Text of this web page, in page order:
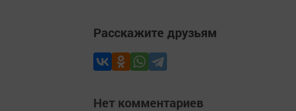
Расскажите друзьям
Нет комментариев